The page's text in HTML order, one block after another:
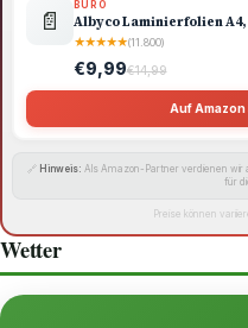
📄
BÜRO
Albyco Laminierfolien A4,
★★★★★(11.800)
€9,99€14,99
Auf
🔗 Hinweis: Als Amazon-Partner verdienen wir
für
Preise können
Wetter